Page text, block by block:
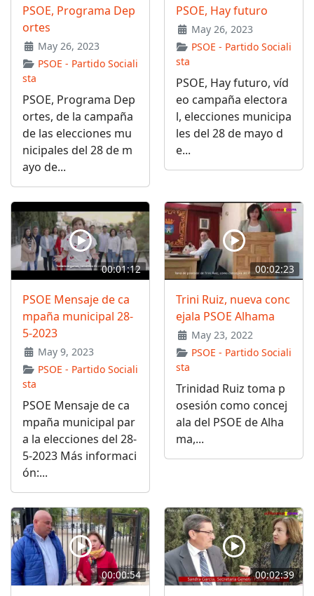
PSOE, Programa Dep
ortes
May 26, 2023
PSOE - Partido Sociali
sta
PSOE, Programa Dep
ortes, de la campaña
de las elecciones mu
nicipales del 28 de m
ayo de...
PSOE, Hay futuro
May 26, 2023
PSOE - Partido Sociali
sta
PSOE, Hay futuro, víd
eo campaña electora
l, elecciones municipa
les del 28 de mayo d
e...
00:01:12
PSOE Mensaje de ca
mpaña municipal 28-
5-2023
May 9, 2023
PSOE - Partido Sociali
sta
PSOE Mensaje de ca
mpaña municipal par
a la elecciones del 28-
5-2023 Más informaci
ón:...
00:02:23
Trini Ruiz, nueva conc
ejala PSOE Alhama
May 23, 2022
PSOE - Partido Sociali
sta
Trinidad Ruiz toma p
osesión como concej
ala del PSOE de Alha
ma,...
00:00:54 00:02:39